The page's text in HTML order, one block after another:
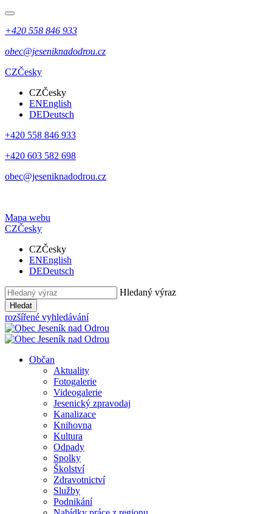
+420 558 846 933
obec@jeseniknadodrou.cz
CZČesky
CZČesky
ENEnglish
DEDeutsch
+420 558 846 933
+420 603 582 698
obec@jeseniknadodrou.cz
Mapa webu
CZČesky
CZČesky
ENEnglish
DEDeutsch
Hledaný výraz
Hledat
rozšířené vyhledávání
Občan
Aktuality
Fotogalerie
Videogalerie
Jesenický zpravodaj
Kanalizace
Knihovna
Kultura
Odpady
Spolky
Školství
Zdravotnictví
Služby
Podnikání